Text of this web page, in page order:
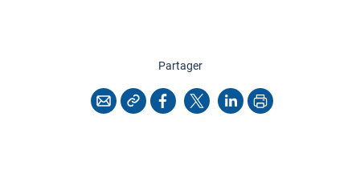
Partagercette page
CourrielCopier l'adresse
Facebook
X LinkedInImprimer